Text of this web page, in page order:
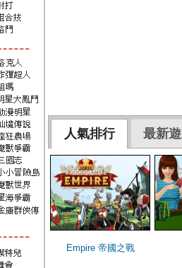
人氣排行 最新
Empire 帝國之戰